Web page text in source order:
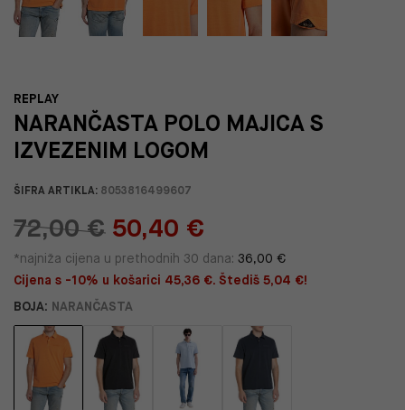
REPLAY
NARANČASTA POLO MAJICA S
IZVEZENIM LOGOM
ŠIFRA ARTIKLA: 8053816499607
72,00 € 50,40 €
*najniža cijena u prethodnih 30 dana: 36,00 €
Cijena s -10% u košarici 45,36 €. Štediš 5,04 €!
BOJA: NARANČASTA